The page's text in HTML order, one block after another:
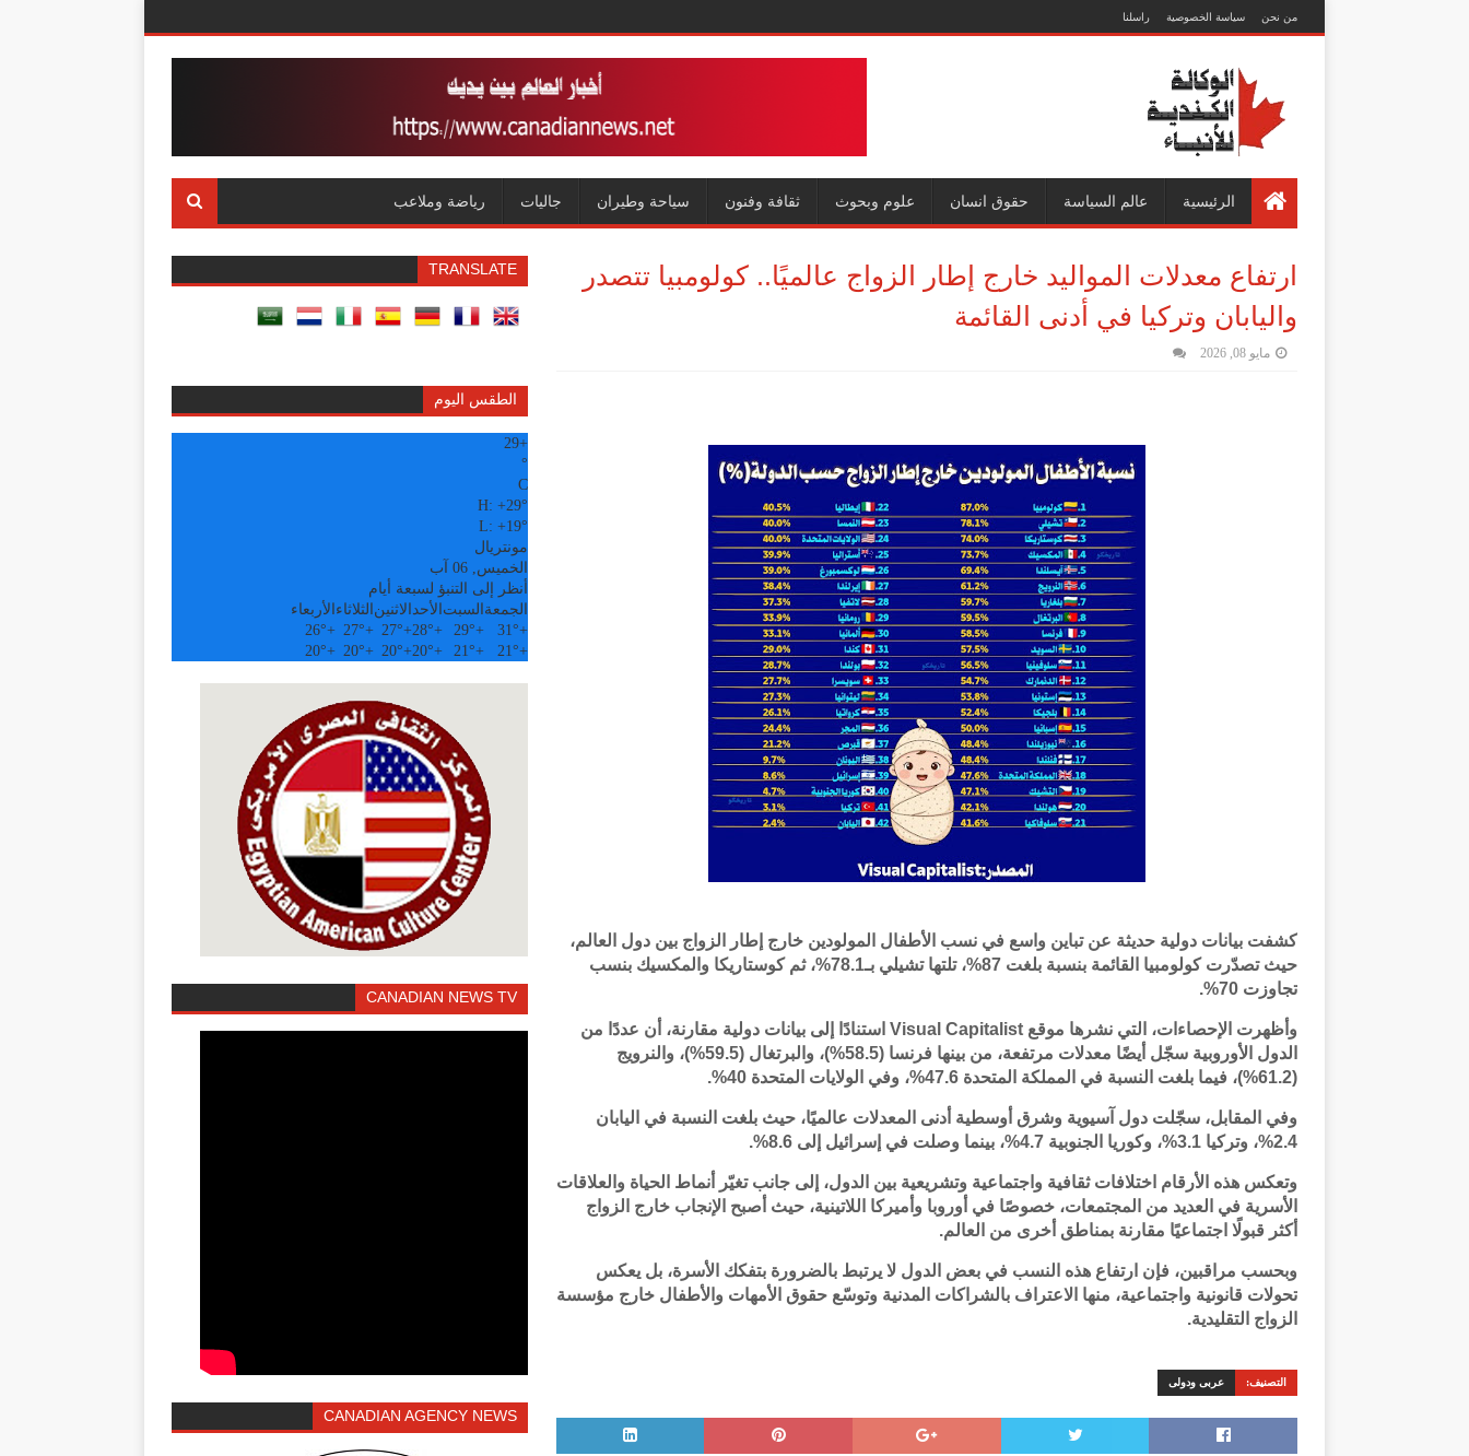
من نحن سياسة الخصوصية راسلنا
الرئيسية عالم السياسة حقوق انسان علوم وبحوث ثقافة وفنون سياحة وطيران جاليات رياضة وملاعب
ارتفاع معدلات المواليد خارج إطار الزواج عالميًا.. كولومبيا تتصدر
واليابان وتركيا في أدنى القائمة
مايو 08, 2026
كشفت بيانات دولية حديثة عن تباين واسع في نسب الأطفال المولودين خارج إطار الزواج بين دول العالم،
حيث تصدّرت كولومبيا القائمة بنسبة بلغت 87%، تلتها تشيلي بـ78.1%، ثم كوستاريكا والمكسيك بنسب
تجاوزت 70%.
وأظهرت الإحصاءات، التي نشرها موقع Visual Capitalist استنادًا إلى بيانات دولية مقارنة، أن عددًا من
الدول الأوروبية سجّل أيضًا معدلات مرتفعة، من بينها فرنسا (58.5%)، والبرتغال (59.5%)، والنرويج
(61.2%)، فيما بلغت النسبة في المملكة المتحدة 47.6%، وفي الولايات المتحدة 40%.
وفي المقابل، سجّلت دول آسيوية وشرق أوسطية أدنى المعدلات عالميًا، حيث بلغت النسبة في اليابان
2.4%، وتركيا 3.1%، وكوريا الجنوبية 4.7%، بينما وصلت في إسرائيل إلى 8.6%.
وتعكس هذه الأرقام اختلافات ثقافية واجتماعية وتشريعية بين الدول، إلى جانب تغيّر أنماط الحياة والعلاقات
الأسرية في العديد من المجتمعات، خصوصًا في أوروبا وأميركا اللاتينية، حيث أصبح الإنجاب خارج الزواج
أكثر قبولًا اجتماعيًا مقارنة بمناطق أخرى من العالم.
وبحسب مراقبين، فإن ارتفاع هذه النسب في بعض الدول لا يرتبط بالضرورة بتفكك الأسرة، بل يعكس
تحولات قانونية واجتماعية، منها الاعتراف بالشراكات المدنية وتوسّع حقوق الأمهات والأطفال خارج مؤسسة
الزواج التقليدية.
التصنيف: عربى ودولى
TRANSLATE
الطقس اليوم
+
29
°
C
H: +29°
L: +19°
مونتريال
الخميس, 06 آب
أنظر إلى التنبؤ لسبعة أيام
الجمعة السبت الأحد الاثنين الثلاثاء الأربعاء
+
31°
+
29°
+
28°
+
27°
+
27°
+
26°
+
21°
+
21°
+
20°
+
20°
+
20°
+
20°
CANADIAN NEWS TV
CANADIAN AGENCY NEWS